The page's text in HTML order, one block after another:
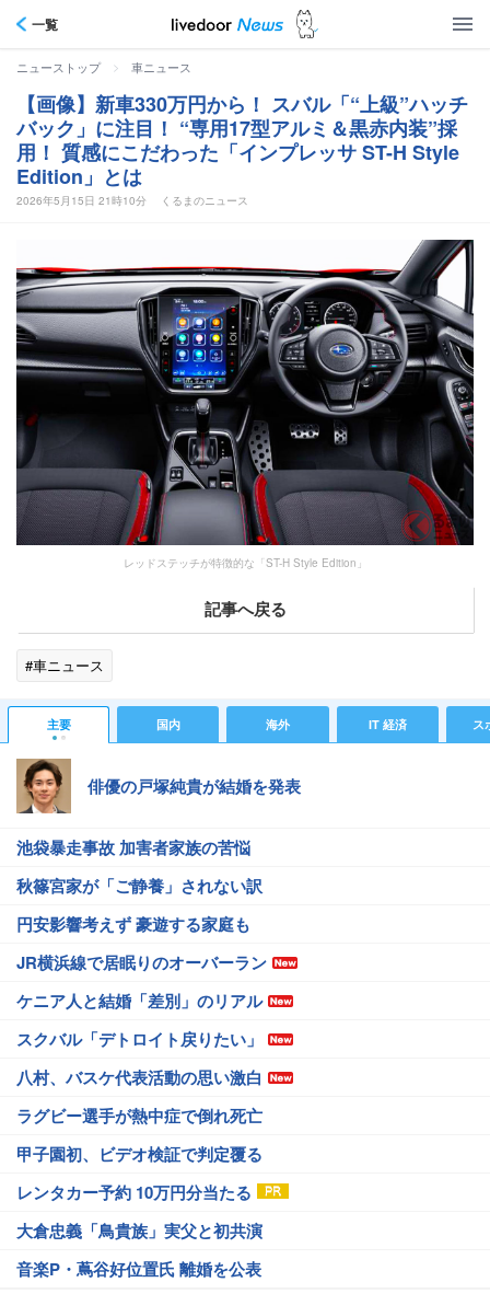
一覧
ニューストップ > 車ニュース
【画像】新車330万円から！ スバル「“上級”ハッチ
バック」に注目！ “専用17型アルミ＆黒赤内装”採
用！ 質感にこだわった「インプレッサ ST-H Style
Edition」とは
2026年5月15日 21時10分 くるまのニュース
レッドステッチが特徴的な「ST-H Style Edition」
記事へ戻る
#車ニュース
主要 国内 海外 IT 経済 ス
俳優の戸塚純貴が結婚を発表
池袋暴走事故 加害者家族の苦悩
秋篠宮家が「ご静養」されない訳
円安影響考えず 豪遊する家庭も
JR横浜線で居眠りのオーバーラン
ケニア人と結婚「差別」のリアル
スクバル「デトロイト戻りたい」
八村、バスケ代表活動の思い激白
ラグビー選手が熱中症で倒れ死亡
甲子園初、ビデオ検証で判定覆る
レンタカー予約 10万円分当たる
大倉忠義「鳥貴族」実父と初共演
音楽P・蔦谷好位置氏 離婚を公表